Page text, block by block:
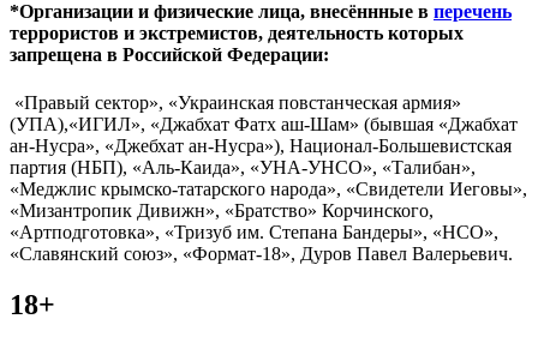
*Организации и физические лица, внесённные в перечень
террористов и экстремистов, деятельность которых
запрещена в Российской Федерации:
«Правый сектор», «Украинская повстанческая армия»
(УПА),«ИГИЛ», «Джабхат Фатх аш-Шам» (бывшая «Джабхат
ан-Нусра», «Джебхат ан-Нусра»), Национал-Большевистская
партия (НБП), «Аль-Каида», «УНА-УНСО», «Талибан»,
«Меджлис крымско-татарского народа», «Свидетели Иеговы»,
«Мизантропик Дивижн», «Братство» Корчинского,
«Артподготовка», «Тризуб им. Степана Бандеры», «НСО»,
«Славянский союз», «Формат-18», Дуров Павел Валерьевич.
18+